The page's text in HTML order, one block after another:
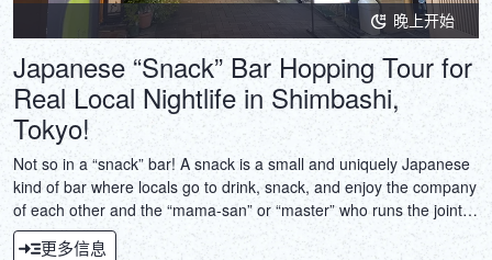
晚上开始
Japanese “Snack” Bar Hopping Tour for
Real Local Nightlife in Shimbashi,
Tokyo!
Not so in a “snack” bar! A snack is a small and uniquely Japanese
kind of bar where locals go to drink, snack, and enjoy the company
of each other and the “mama-san” or “master” who runs the joint.
Quite unlike a typical bar in Japan!
更多信息